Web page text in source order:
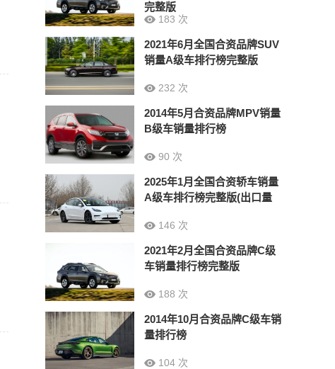
完整版
183 次
2021年6月全国合资品牌SUV
销量A级车排行榜完整版
232 次
2014年5月合资品牌MPV销量
B级车销量排行榜
90 次
2025年1月全国合资轿车销量
A级车排行榜完整版(出口量
146 次
2021年2月全国合资品牌C级
车销量排行榜完整版
188 次
2014年10月合资品牌C级车销
量排行榜
104 次